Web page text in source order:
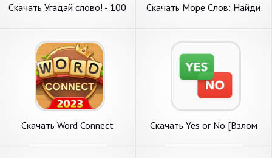
Скачать Угадай слово! - 100
на Андроид
Скачать Море Слов: Найди
Скачать Word Connect
Скачать Yes or No [Взлом